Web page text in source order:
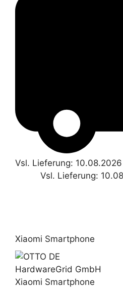
Vsl. Lieferung:
Vsl. Lieferung:
Xiaomi Smartphone
HardwareGrid GmbH
Xiaomi Smartphone